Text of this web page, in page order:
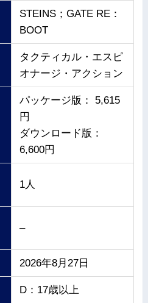
STEINS；GATE RE：
BOOT
タクティカル・エスピ
オナージ・アクション
パッケージ版： 5,615
円
ダウンロード版：
6,600円
1人
–
2026年8月27日
D：17歳以上